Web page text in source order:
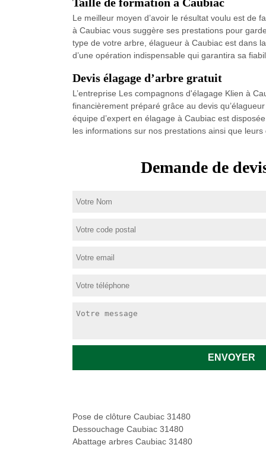
Taille de formation à Caubiac
Le meilleur moyen d’avoir le résultat voulu est de
à Caubiac vous suggère ses prestations pour
type de votre arbre, élagueur à Caubiac est dans
d’une opération indispensable qui garantira sa
Devis élagage d’arbre gratuit
L’entreprise Les compagnons d'élagage Klien à
financièrement préparé grâce au devis
équipe d’expert en élagage à Caubiac est
les informations sur nos prestations ainsi que
Demande de
Pose de clôture Caubiac 31480
Dessouchage Caubiac 31480
Abattage arbres Caubiac 31480